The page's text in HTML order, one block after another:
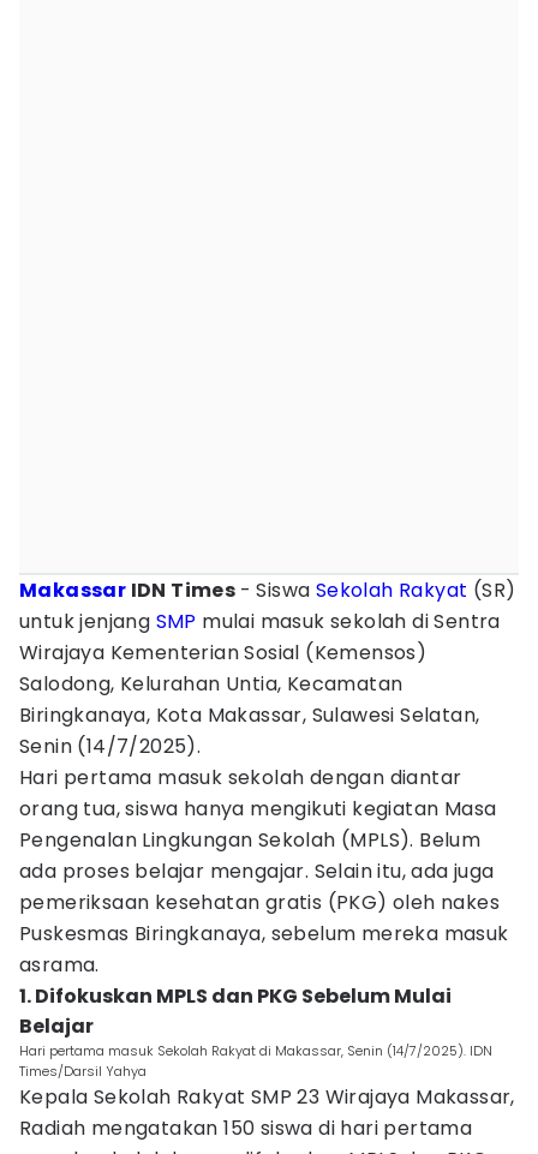
Makassar IDN Times - Siswa Sekolah Rakyat (SR)
untuk jenjang SMP mulai masuk sekolah di Sentra
Wirajaya Kementerian Sosial (Kemensos)
Salodong, Kelurahan Untia, Kecamatan
Biringkanaya, Kota Makassar, Sulawesi Selatan,
Senin (14/7/2025).
Hari pertama masuk sekolah dengan diantar
orang tua, siswa hanya mengikuti kegiatan Masa
Pengenalan Lingkungan Sekolah (MPLS). Belum
ada proses belajar mengajar. Selain itu, ada juga
pemeriksaan kesehatan gratis (PKG) oleh nakes
Puskesmas Biringkanaya, sebelum mereka masuk
asrama.
1. Difokuskan MPLS dan PKG Sebelum Mulai
Belajar
Hari pertama masuk Sekolah Rakyat di Makassar, Senin (14/7/2025). IDN
Times/Darsil Yahya
Kepala Sekolah Rakyat SMP 23 Wirajaya Makassar,
Radiah mengatakan 150 siswa di hari pertama